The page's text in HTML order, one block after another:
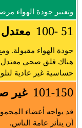
وتعتبر جودة الهواء
51 -100 معتدل
جودة الهواء مقبولة.
هناك قلق صحي معتدل
حساسية غير عادية
101-150 غير
قد يواجه أعضاء
أن يتأثر عامة الناس.